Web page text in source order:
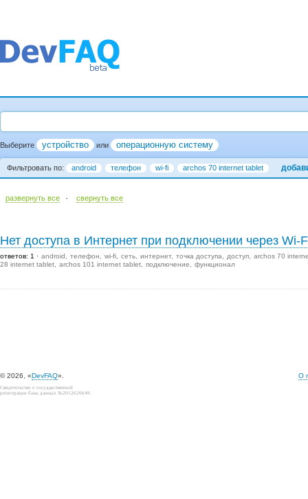
Выберите устройство или операционную систему
Фильтровать по: android телефон wi-fi archos 70 internet tablet
развернуть все · cвернуть все
Нет доступа в Интернет при подключении через Wi-
ответов: 1 android телефон wi-fi сеть интернет точка доступа доступ
archos 70
28 internet tablet
archos 101 internet tablet подключение функционал
© 2026, «DevFAQ». О
Свидетельство о государственной
регистрации базы данных №2012620649.